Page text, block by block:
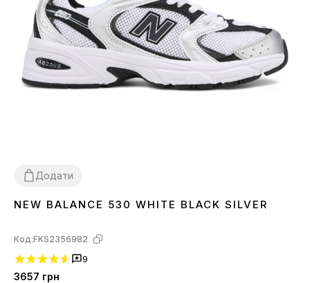
Додати
3637 3839404142 434445
NEW BALANCE 530 WHITE BLACK SILVER
Код:FKS2356982
9
3657 грн